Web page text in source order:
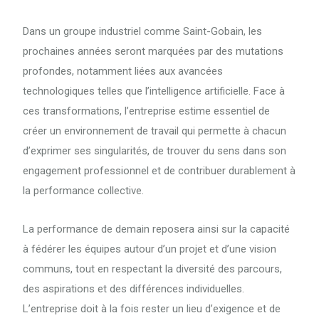
Dans un groupe industriel comme Saint-Gobain, les
prochaines années seront marquées par des mutations
profondes, notamment liées aux avancées
technologiques telles que l’intelligence artificielle. Face à
ces transformations, l’entreprise estime essentiel de
créer un environnement de travail qui permette à chacun
d’exprimer ses singularités, de trouver du sens dans son
engagement professionnel et de contribuer durablement à
la performance collective.
La performance de demain reposera ainsi sur la capacité
à fédérer les équipes autour d’un projet et d’une vision
communs, tout en respectant la diversité des parcours,
des aspirations et des différences individuelles.
L’entreprise doit à la fois rester un lieu d’exigence et de